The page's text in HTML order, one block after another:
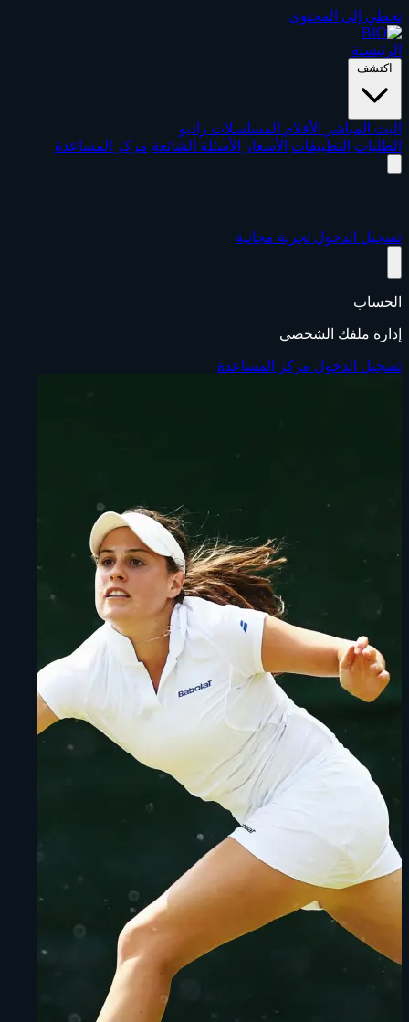
تخطي إلى المحتوى
الرئيسية
اكتشف
البث المباشر الأفلام المسلسلات راديو
الطلبات التطبيقات الأسعار الأسئلة الشائعة مركز المساعدة
تسجيل الدخول تجربة مجانية
الحساب
إدارة ملفك الشخصي
تسجيل الدخول مركز المساعدة